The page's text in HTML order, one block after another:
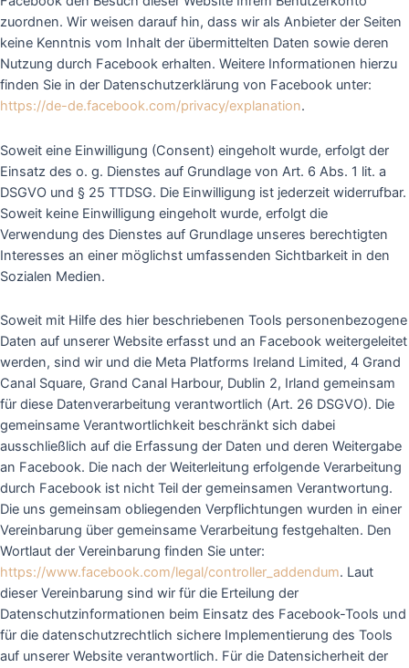
zuordnen. Wir weisen darauf hin, dass wir als Anbieter der Seiten
keine Kenntnis vom Inhalt der übermittelten Daten sowie deren
Nutzung durch Facebook erhalten. Weitere Informationen hierzu
finden Sie in der Datenschutzerklärung von Facebook unter:
https://de-de.facebook.com/privacy/explanation.
Soweit eine Einwilligung (Consent) eingeholt wurde, erfolgt der
Einsatz des o. g. Dienstes auf Grundlage von Art. 6 Abs. 1 lit. a
DSGVO und § 25 TTDSG. Die Einwilligung ist jederzeit widerrufbar.
Soweit keine Einwilligung eingeholt wurde, erfolgt die
Verwendung des Dienstes auf Grundlage unseres berechtigten
Interesses an einer möglichst umfassenden Sichtbarkeit in den
Sozialen Medien.
Soweit mit Hilfe des hier beschriebenen Tools personenbezogene
Daten auf unserer Website erfasst und an Facebook weitergeleitet
werden, sind wir und die Meta Platforms Ireland Limited, 4 Grand
Canal Square, Grand Canal Harbour, Dublin 2, Irland gemeinsam
für diese Datenverarbeitung verantwortlich (Art. 26 DSGVO). Die
gemeinsame Verantwortlichkeit beschränkt sich dabei
ausschließlich auf die Erfassung der Daten und deren Weitergabe
an Facebook. Die nach der Weiterleitung erfolgende Verarbeitung
durch Facebook ist nicht Teil der gemeinsamen Verantwortung.
Die uns gemeinsam obliegenden Verpflichtungen wurden in einer
Vereinbarung über gemeinsame Verarbeitung festgehalten. Den
Wortlaut der Vereinbarung finden Sie unter:
https://www.facebook.com/legal/controller_addendum. Laut
dieser Vereinbarung sind wir für die Erteilung der
Datenschutzinformationen beim Einsatz des Facebook-Tools und
für die datenschutzrechtlich sichere Implementierung des Tools
auf unserer Website verantwortlich. Für die Datensicherheit der